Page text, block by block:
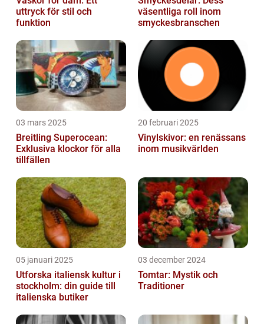
uttryck för stil och
funktion
väsentliga roll inom
smyckesbranschen
03 mars 2025
Breitling Superocean:
Exklusiva klockor för alla
tillfällen
20 februari 2025
Vinylskivor: en renässans
inom musikvärlden
05 januari 2025
Utforska italiensk kultur i
stockholm: din guide till
italienska butiker
03 december 2024
Tomtar: Mystik och
Traditioner